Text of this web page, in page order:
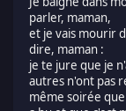
parler, maman,
et je vais mourir
dire, maman :
je te jure que je
autres n'ont pas
même soirée